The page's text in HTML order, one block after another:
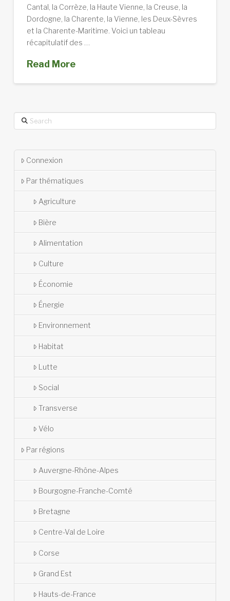
Cantal, la Corrèze, la Haute Vienne, la Creuse, la
Dordogne, la Charente, la Vienne, les Deux-Sèvres
et la Charente-Maritime. Voici un tableau
récapitulatif des …
Read More
Search
Connexion
Par thématiques
Agriculture
Bière
Alimentation
Culture
Économie
Énergie
Environnement
Habitat
Lutte
Social
Transverse
Vélo
Par régions
Auvergne-Rhône-Alpes
Bourgogne-Franche-Comté
Bretagne
Centre-Val de Loire
Corse
Grand Est
Hauts-de-France